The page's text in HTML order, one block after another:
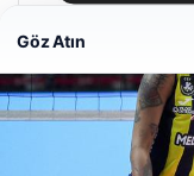
Enes Kaplan
28/04/2026
Göz Atın